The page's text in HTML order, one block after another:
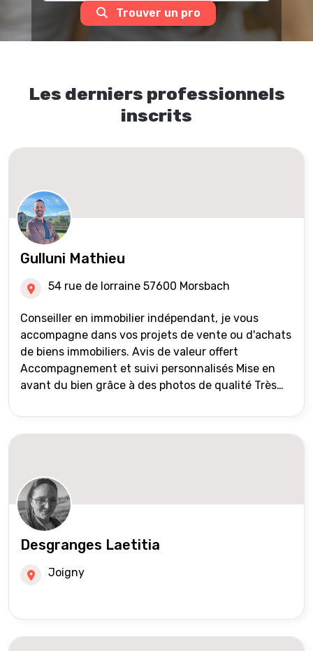
Trouver un pro
Les derniers professionnels
inscrits
Gulluni Mathieu
54 rue de lorraine 57600 Morsbach
Conseiller en immobilier indépendant, je vous
accompagne dans vos projets de vente ou d'achats
de biens immobiliers. Avis de valeur offert
Accompagnement et suivi personnalisés Mise en
avant du bien grâce à des photos de qualité Très
international) Validation du financement des
acquéreurs auprès de partenaires financiers
réseau Iad France et Iad Deutschland Inter agence
Desgranges Laetitia
Joigny